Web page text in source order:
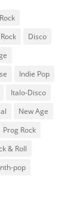
Disco
Indie Pop
Italo-Disco
New Age
Prog Rock
& Roll
pop